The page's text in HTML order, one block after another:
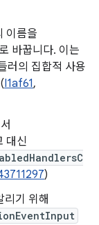
이름을
로 바꿉니다. 이는
러의 집합적 사용
I1af61,
대신
)
리기 위해